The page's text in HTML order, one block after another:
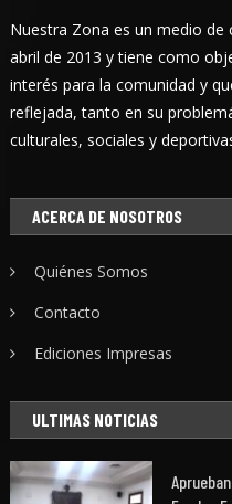
Nuestra Zona es un medio de
abril de 2013 y tiene como
interés para la comunidad y
reflejada, tanto en su
culturales, sociales y
ACERCA DE NOSOTROS
Quiénes Somos
Contacto
Ediciones Impresas
ULTIMAS NOTICIAS